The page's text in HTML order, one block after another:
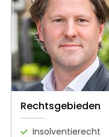
Rechtsgebieden
Insolventierecht